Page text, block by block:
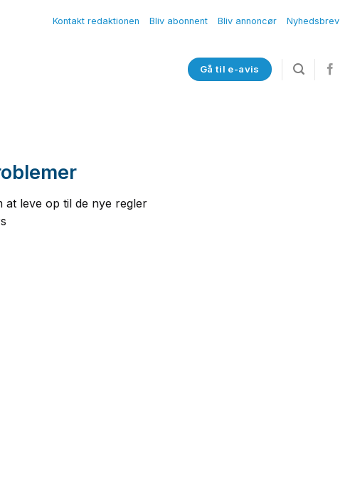
Kontakt redaktionen Bliv abonnent Bliv annoncør Nyhedsbrev
Gå til e-avis
at leve op til de nye regler